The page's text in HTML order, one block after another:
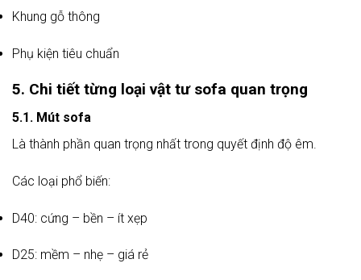
Khung gỗ thông
Phụ kiện tiêu chuẩn
5. Chi tiết từng loại vật tư sofa quan trọng
5.1. Mút sofa
Là thành phần quan trọng nhất trong quyết định độ êm.
Các loại phổ biến:
D40: cứng – bền – ít xẹp
D25: mềm – nhẹ – giá rẻ